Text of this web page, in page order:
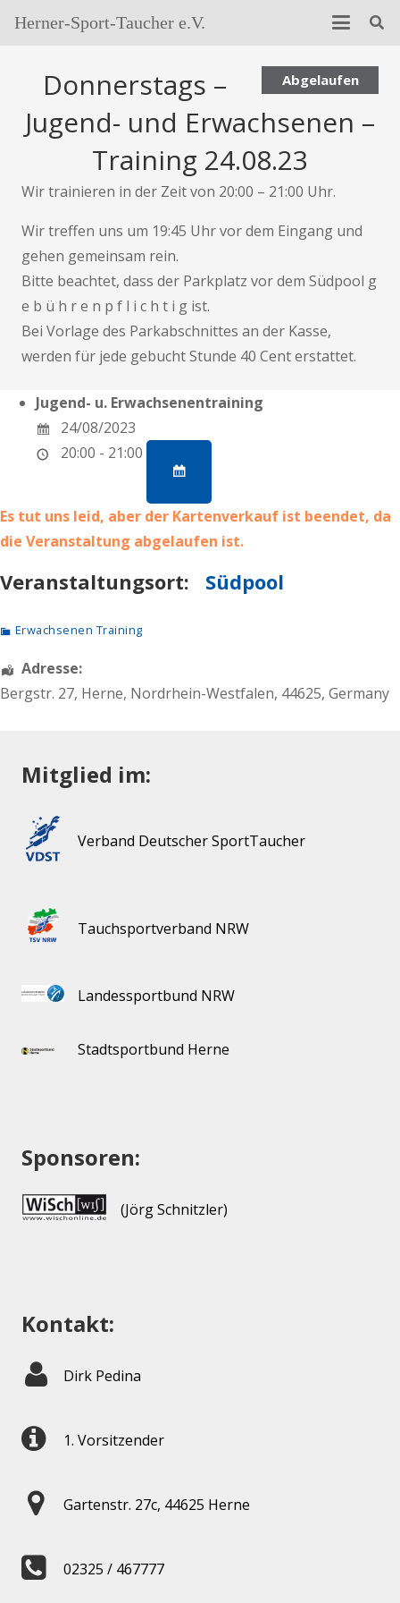
Herner-Sport-Taucher e.V.
Abgelaufen
Donnerstags –
Jugend- und Erwachsenen –
Training 24.08.23
Wir trainieren in der Zeit von 20:00 – 21:00 Uhr.
Wir treffen uns um 19:45 Uhr vor dem Eingang und
gehen gemeinsam rein.
Bitte beachtet, dass der Parkplatz vor dem Südpool g
e b ü h r e n p f l i c h t i g ist.
Bei Vorlage des Parkabschnittes an der Kasse,
werden für jede gebucht Stunde 40 Cent erstattet.
Jugend- u. Erwachsenentraining
24/08/2023
20:00 - 21:00
Es tut uns leid, aber der Kartenverkauf ist beendet, da
die Veranstaltung abgelaufen ist.
Veranstaltungsort: Südpool
Erwachsenen Training
Adresse:
Bergstr. 27, Herne, Nordrhein-Westfalen, 44625, Germany
Mitglied im:
Verband Deutscher SportTaucher
Tauchsportverband NRW
Landessportbund NRW
Stadtsportbund Herne
Sponsoren:
(Jörg Schnitzler)
Kontakt:
Dirk Pedina
1. Vorsitzender
Gartenstr. 27c, 44625 Herne
02325 / 467777